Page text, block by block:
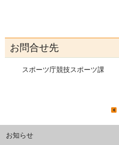
お問合せ先
スポーツ庁競技スポーツ課
お知らせ